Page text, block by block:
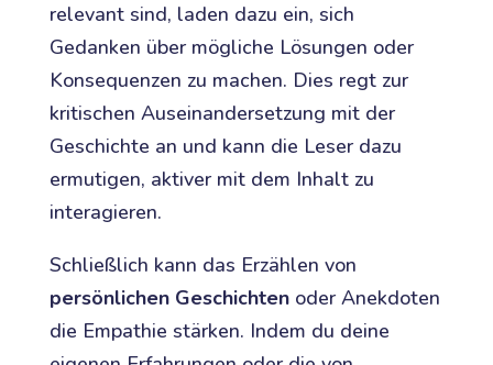
relevant sind, laden dazu ein, sich
Gedanken über mögliche Lösungen oder
Konsequenzen zu machen. Dies regt zur
kritischen Auseinandersetzung mit der
Geschichte an und kann die Leser dazu
ermutigen, aktiver mit dem Inhalt zu
interagieren.
Schließlich kann das Erzählen von
persönlichen Geschichtenoder Anekdoten
die Empathie stärken. Indem du deine